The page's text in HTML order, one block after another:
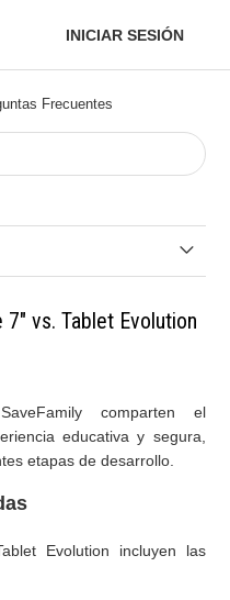
INICIAR SESIÓN
Frecuentes
de luz azul?
en las tablets
de 7" vs. Tablet Evolution
vs. Tablet Evolution
comparten el
educativa y segura,
etapas de desarrollo.
Evolution incluyen las